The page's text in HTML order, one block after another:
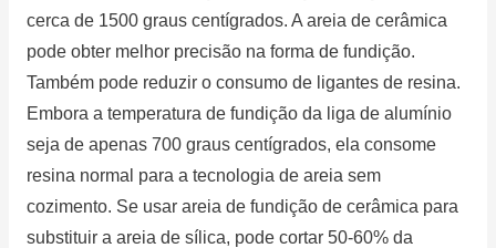
cerca de 1500 graus centígrados. A areia de cerâmica
pode obter melhor precisão na forma de fundição.
Também pode reduzir o consumo de ligantes de resina.
Embora a temperatura de fundição da liga de alumínio
seja de apenas 700 graus centígrados, ela consome
resina normal para a tecnologia de areia sem
cozimento. Se usar areia de fundição de cerâmica para
substituir a areia de sílica, pode cortar 50-60% da